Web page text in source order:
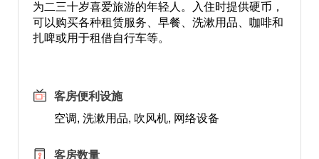
为二三十岁喜爱旅游的年轻人。入住时提供硬币，
可以购买各种租赁服务、早餐、洗漱用品、咖啡和
扎啤或用于租借自行车等。
客房便利设施
空调, 洗漱用品, 吹风机, 网络设备
客房数量